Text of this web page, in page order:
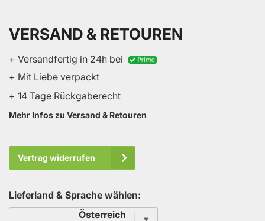
VERSAND & RETOUREN
+ Versandfertig in 24h bei
+ Mit Liebe verpackt
+ 14 Tage Rückgaberecht
Mehr Infos zu Versand & Retouren
Vertrag widerrufen
Lieferland & Sprache wählen:
Österreich